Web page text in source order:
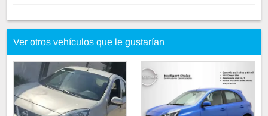
Ver otros vehículos que le gustarían